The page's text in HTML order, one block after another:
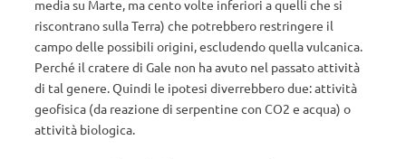
media su Marte, ma cento volte inferiori a quelli che si
riscontrano sulla Terra) che potrebbero restringere il
campo delle possibili origini, escludendo quella vulcanica.
Perché il cratere di Gale non ha avuto nel passato attività
di tal genere. Quindi le ipotesi diverrebbero due: attività
geofisica (da reazione di serpentine con CO2 e acqua) o
attività biologica.